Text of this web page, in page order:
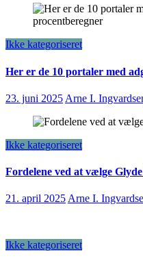
Ikke kategoriseret
Her er de 10 portaler med
23. juni 2025 Arne I.
Ikke kategoriseret
Fordelene ved at vælge
21. april 2025Arne I.
Ikke kategoriseret